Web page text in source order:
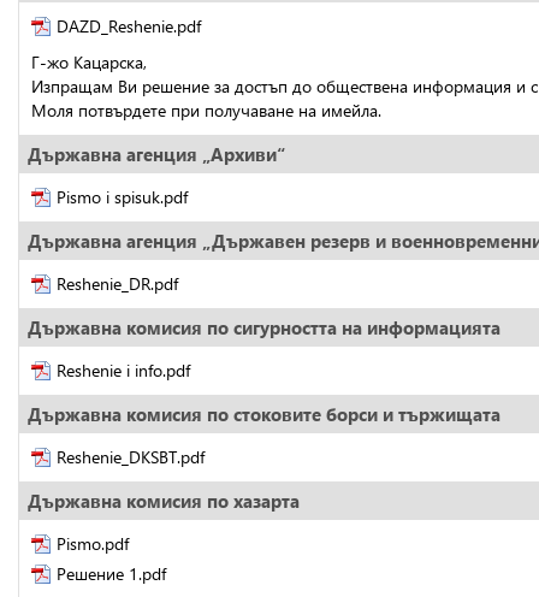
DAZD_Reshenie.pdf
Г-жо Кацарска,
Изпращам Ви решение за достъп до обществена информация и
Моля потвърдете при получаване на имейла.
Държавна агенция „Архиви“
Pismo i spisuk.pdf
Държавна агенция „Държавен резерв и
Reshenie_DR.pdf
Държавна комисия по сигурността на информацията
Reshenie i info.pdf
Държавна комисия по стоковите борси и тържищата
Reshenie_DKSBT.pdf
Държавна комисия по хазарта
Pismo.pdf
Решение 1.pdf